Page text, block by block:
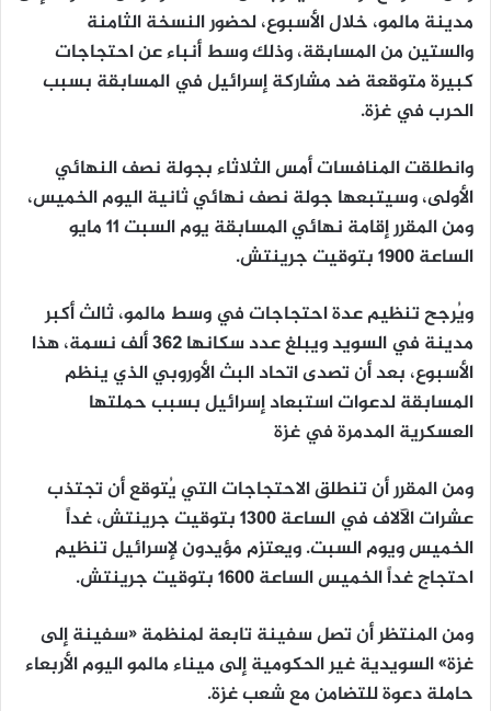
مدينة مالمو، خلال الأسبوع، لحضور النسخة الثامنة
والستين من المسابقة، وذلك وسط أنباء عن احتجاجات
كبيرة متوقعة ضد مشاركة إسرائيل في المسابقة بسبب
الحرب في غزة.
وانطلقت المنافسات أمس الثلاثاء بجولة نصف النهائي
الأولى، وسيتبعها جولة نصف نهائي ثانية اليوم الخميس،
ومن المقرر إقامة نهائي المسابقة يوم السبت 11 مايو
الساعة 1900 بتوقيت جرينتش.
ويُرجح تنظيم عدة احتجاجات في وسط مالمو، ثالث أكبر
مدينة في السويد ويبلغ عدد سكانها 362 ألف نسمة، هذا
الأسبوع، بعد أن تصدى اتحاد البث الأوروبي الذي ينظم
المسابقة لدعوات استبعاد إسرائيل بسبب حملتها
العسكرية المدمرة في غزة
ومن المقرر أن تنطلق الاحتجاجات التي يُتوقع أن تجتذب
عشرات الآلاف في الساعة 1300 بتوقيت جرينتش، غداً
الخميس ويوم السبت. ويعتزم مؤيدون لإسرائيل تنظيم
احتجاج غداً الخميس الساعة 1600 بتوقيت جرينتش.
ومن المنتظر أن تصل سفينة تابعة لمنظمة «سفينة إلى
غزة» السويدية غير الحكومية إلى ميناء مالمو اليوم الأربعاء
حاملة دعوة للتضامن مع شعب غزة.